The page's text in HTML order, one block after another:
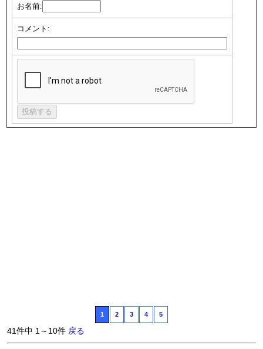
お名前:
コメント:
1 2 3 4 5
41件中 1～10件 戻る